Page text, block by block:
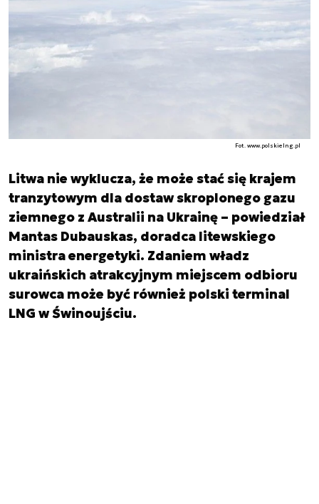
Fot. www.polskielng.pl
Litwa nie wyklucza, że ​​może stać się krajem
tranzytowym dla dostaw skroplonego gazu
ziemnego z Australii na Ukrainę – powiedział
Mantas Dubauskas, doradca litewskiego
ministra energetyki. Zdaniem władz
ukraińskich atrakcyjnym miejscem odbioru
surowca może być również polski terminal
LNG w Świnoujściu.